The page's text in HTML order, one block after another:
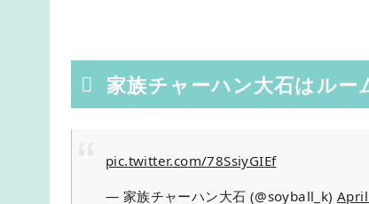
家族チャーハン大石はルー
pic.twitter.com/78SsiyGIEf
— 家族チャーハン大石 (@soyball_k)